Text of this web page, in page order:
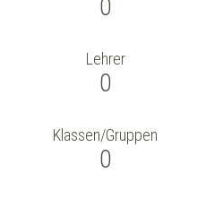
0
Lehrer
0
Klassen/Gruppen
0